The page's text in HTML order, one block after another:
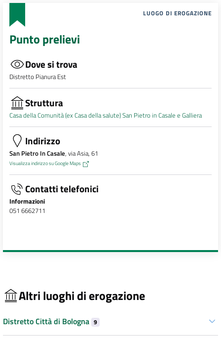
LUOGO DI EROGAZIONE
Punto prelievi
Dove si trova
Distretto Pianura Est
Struttura
Casa della Comunità (ex Casa della salute) San Pietro in Casale e Galliera
Indirizzo
San Pietro In Casale, via Asia, 61
Visualizza indirizzo su Google Maps
Contatti telefonici
Informazioni
051 6662711
Altri luoghi di erogazione
Distretto Città di Bologna 9